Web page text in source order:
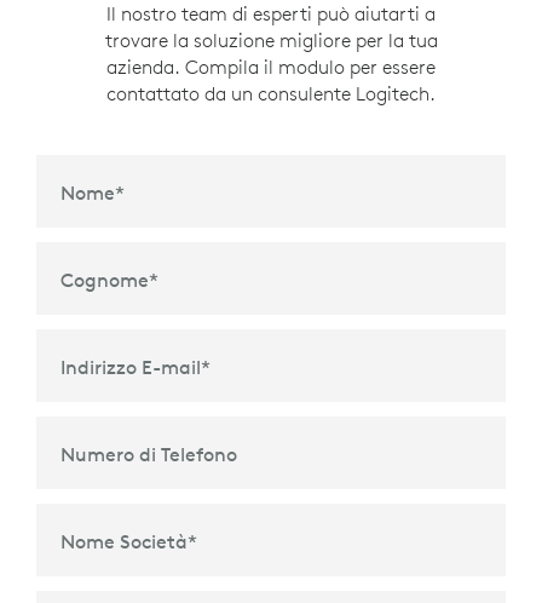
Il nostro team di esperti può aiutarti a
trovare la soluzione migliore per la tua
azienda. Compila il modulo per essere
contattato da un consulente Logitech.
Nome*
Cognome*
Indirizzo E-mail*
Numero di Telefono
Nome Società*